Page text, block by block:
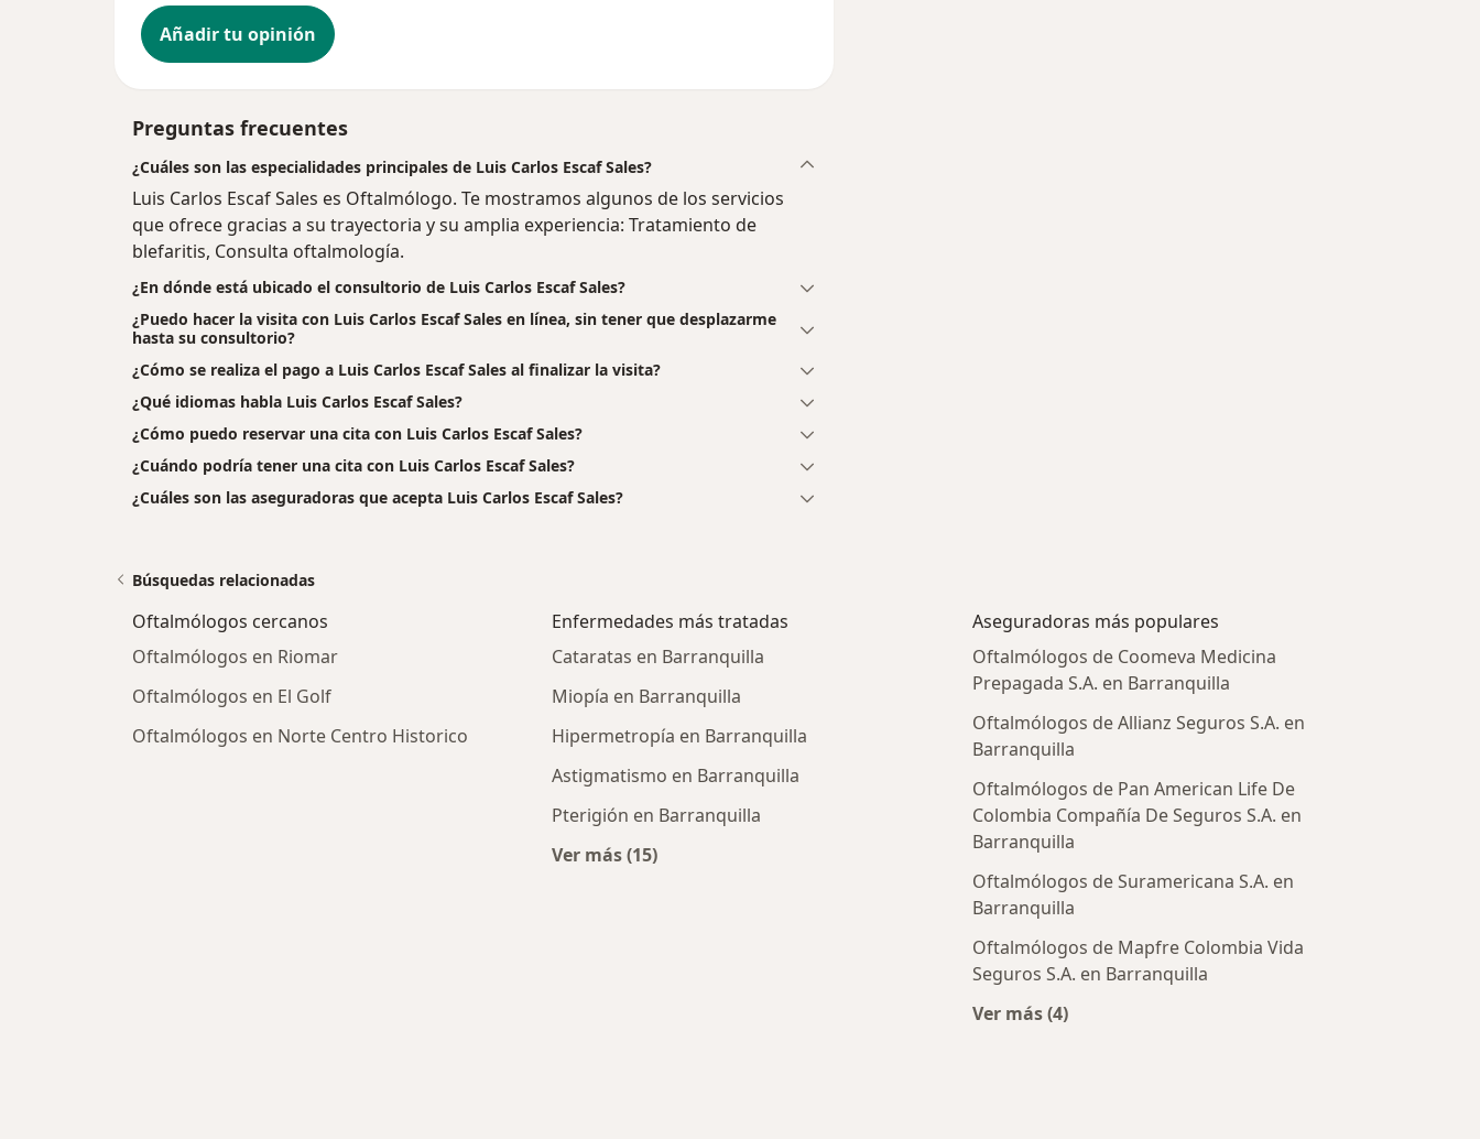
Añadir tu opinión
Preguntas frecuentes
¿Cuáles son las especialidades principales de Luis Carlos Escaf Sales?
Luis Carlos Escaf Sales es Oftalmólogo. Te mostramos algunos de los servicios
que ofrece gracias a su trayectoria y su amplia experiencia: Tratamiento de
blefaritis, Consulta oftalmología.
¿En dónde está ubicado el consultorio de Luis Carlos Escaf Sales?
¿Puedo hacer la visita con Luis Carlos Escaf Sales en línea, sin tener que desplazarme
hasta su consultorio?
¿Cómo se realiza el pago a Luis Carlos Escaf Sales al finalizar la visita?
¿Qué idiomas habla Luis Carlos Escaf Sales?
¿Cómo puedo reservar una cita con Luis Carlos Escaf Sales?
¿Cuándo podría tener una cita con Luis Carlos Escaf Sales?
¿Cuáles son las aseguradoras que acepta Luis Carlos Escaf Sales?
Búsquedas relacionadas
Oftalmólogos cercanos
Oftalmólogos en Riomar
Oftalmólogos en El Golf
Oftalmólogos en Norte Centro Historico
Enfermedades más tratadas
Cataratas en Barranquilla
Miopía en Barranquilla
Hipermetropía en Barranquilla
Astigmatismo en Barranquilla
Pterigión en Barranquilla
Ver más (15)
Más en esta categoría: Enfermedades más tratadas
Aseguradoras más populares
Oftalmólogos de Coomeva Medicina
Prepagada S.A. en Barranquilla
Oftalmólogos de Allianz Seguros S.A. en
Barranquilla
Oftalmólogos de Pan American Life De
Colombia Compañía De Seguros S.A. en
Barranquilla
Oftalmólogos de Suramericana S.A. en
Barranquilla
Oftalmólogos de Mapfre Colombia Vida
Seguros S.A. en Barranquilla
Ver más (4)